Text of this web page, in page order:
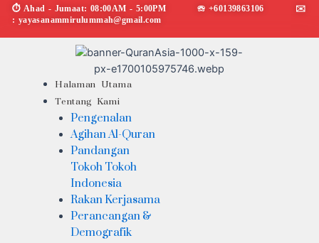
Skip
content
⏱︎ Ahad - Jumaat: 08:00AM - 5:00PM ☏ +60139863106 ✉︎
: yayasanammirulummah@gmail.com
Halaman Utama
Tentang Kami
Pengenalan
Agihan Al-Quran
Pandangan
Tokoh Tokoh
Indonesia
Rakan Kerjasama
Perancangan &
Demografik
Menu